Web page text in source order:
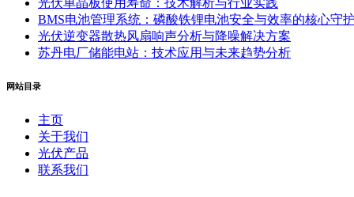
BMS电池管理系统：磷酸铁锂电池安全与效率的核心守
光伏逆变器散热风扇响声分析与降噪解决方案
苏丹电厂储能电站：技术应用与未来趋势分析
网站目录
主页
关于我们
光伏产品
联系我们